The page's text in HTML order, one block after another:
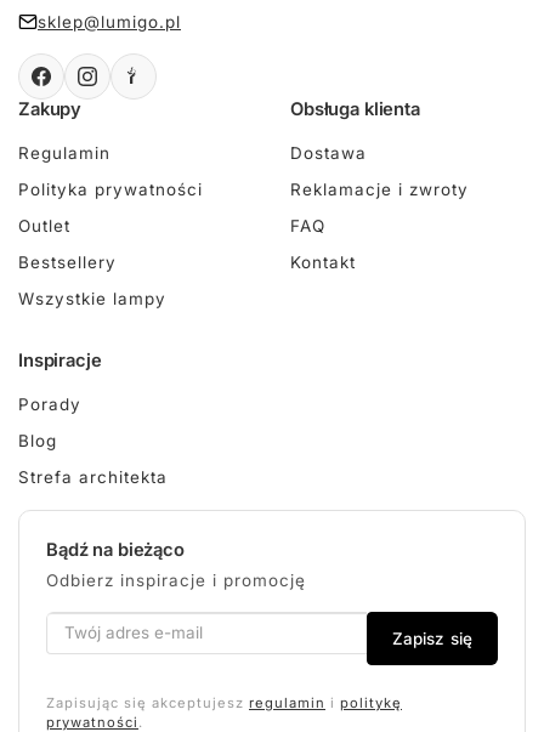
sklep@lumigo.pl
Zakupy
Regulamin
Polityka prywatności
Outlet
Bestsellery
Wszystkie lampy
Obsługa klienta
Dostawa
Reklamacje i zwroty
FAQ
Kontakt
Inspiracje
Porady
Blog
Strefa architekta
Bądź na bieżąco
Odbierz inspiracje i promocję
Zapisz się
Zapisując się akceptujesz regulamin i politykę
prywatności .